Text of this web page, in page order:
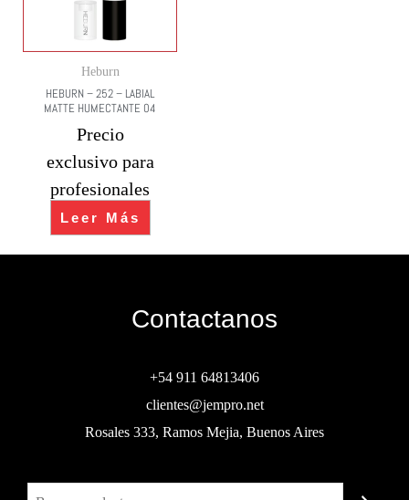
Heburn
HEBURN – 252 – LABIAL
MATTE HUMECTANTE 04
Precio
exclusivo para
profesionales
Leer Más
Contactanos
+54 911 64813406
clientes@jempro.net
Rosales 333, Ramos Mejia, Buenos Aires